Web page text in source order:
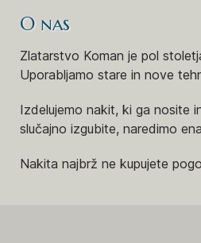
O nas
Zlatarstvo Koman je pol
Uporabljamo stare in nove
Izdelujemo nakit, ki ga nosite
slučajno izgubite, naredimo
Nakita najbrž ne kupujete